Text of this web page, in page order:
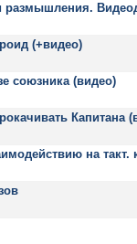
размышления.
(+видео)
союзника (видео)
Капитана
на такт.